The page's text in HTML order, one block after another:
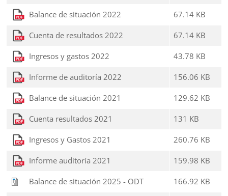
Balance de situación 2022 67.14 KB
Cuenta de resultados 2022 67.14 KB
Ingresos y gastos 2022 43.78 KB
Informe de auditoría 2022 156.06 KB
Balance de situación 2021 129.62 KB
Cuenta resultados 2021 131 KB
Ingresos y Gastos 2021 260.76 KB
Informe auditoría 2021 159.98 KB
Balance de situación 2025 - ODT 166.92 KB